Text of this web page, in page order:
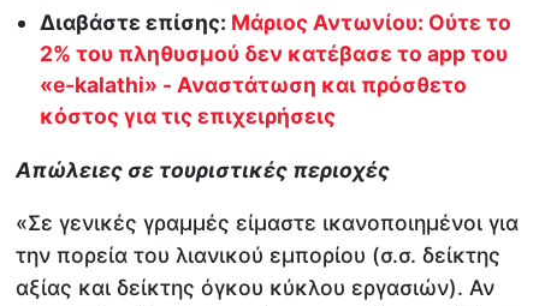
Διαβάστε επίσης: Μάριος Αντωνίου: Ούτε το
2% του πληθυσμού δεν κατέβασε το app του
«e-kalathi» - Αναστάτωση και πρόσθετο
κόστος για τις επιχειρήσεις
Απώλειες σε τουριστικές περιοχές
«Σε γενικές γραμμές είμαστε ικανοποιημένοι για
την πορεία του λιανικού εμπορίου (σ.σ. δείκτης
αξίας και δείκτης όγκου κύκλου εργασιών). Αν